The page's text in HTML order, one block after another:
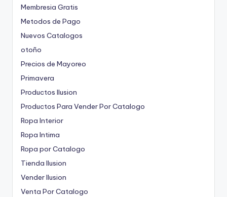
Membresia Gratis
Metodos de Pago
Nuevos Catalogos
otoño
Precios de Mayoreo
Primavera
Productos Ilusion
Productos Para Vender Por Catalogo
Ropa Interior
Ropa Intima
Ropa por Catalogo
Tienda Ilusion
Vender Ilusion
Venta Por Catalogo